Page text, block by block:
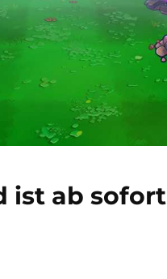
ist ab sofort